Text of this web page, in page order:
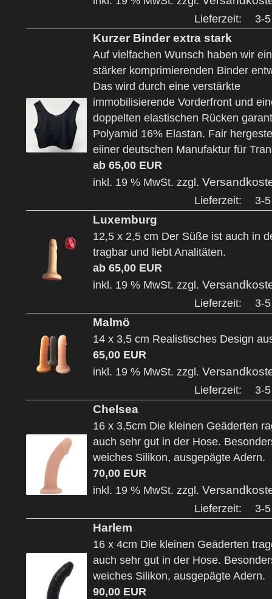
Lieferzeit: 3-
Kurzer Binder extra stark
Auf vielfachen Wunsch haben wir
stärker komprimierenden Binder
Das wird durch eine verstärkte
immobilisierende Vorderfront und
doppelten elastischen Rücken
Polyamid 16% Elastan. Fair
eiiner deutschen Manufaktur für
ab 65,00 EUR
inkl. 19 % MwSt. zzgl.
Lieferzeit: 3-
Luxemburg
12,5 x 2,5 cm Der Süße ist auch in
tragbar und liebt Analitäten.
ab 65,00 EUR
inkl. 19 % MwSt. zzgl.
Lieferzeit: 3-
Malmö
14 x 3,5 cm Realistisches Design
65,00 EUR
inkl. 19 % MwSt. zzgl.
Lieferzeit: 3-
Chelsea
16 x 3,5cm Die kleinen Geäderten
auch sehr gut in der Hose.
weiches Silikon, ausgepägte Adern.
70,00 EUR
inkl. 19 % MwSt. zzgl.
Lieferzeit: 3-
Harlem
16 x 4cm Die kleinen Geäderten
auch sehr gut in der Hose.
weiches Silikon, ausgepägte Adern.
90,00 EUR